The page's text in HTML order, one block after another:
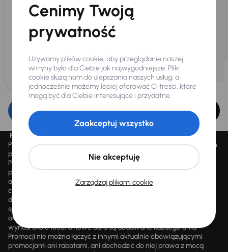
Edytuj filtr
Promocja „Letnie przeceny aż 1500 aut”
Promocja „Letnie przeceny aż 1500 aut” obowiązuje we wszystkich
placówkach Autocentrum AAA AUTO Sp. z o.o. („AAA AUTO”).
Promocja polega na możliwości nabycia wybranych pojazdów
przecenionych, wskazanych w serwisie internetowym
aaaauto.pl/promocja, ze zniżką uwidocznioną w prezentowanej
cenie. Zniżka jest obliczana jako różnica pomiędzy najniższą ceną
danego pojazdu z 30 dni przed obniżką a jego aktualną ceną
sprzedaży. Liczba samochodów objętych promocją jest zmienna i
aktualizowana na bieżąco; średnia liczba dostępnych pojazdów
wynosi około 1500, a nowe auta są dodawane każdego dnia.
Promocji nie można łączyć z innymi aktualnie obowiązującymi
promocjami ani rabatami, ani dochodzić do niej prawa z mocą
Cenimy Twoją
prywatność
Używamy plików cookie, aby przeglądanie naszej
witryny było dla Ciebie jak najwygodniejsze. Pliki
cookie służą nam do ulepszania naszych usług, a
jednocześnie możemy lepiej oferować Ci treści, które
mogą być dla Ciebie interesujące i przydatne.
Zarządzaj plikami cookie
Nie akceptuję
Zaakceptuj wszystko